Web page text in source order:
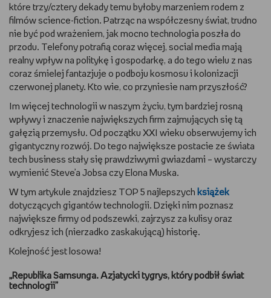
RYSUJĘ
PORADNIKI
WYWIADY
WSZYSTKO O LEGO
REDAKCJA
WYDARZENIA
POD PATRONATEM EMPIKU
które trzy/cztery dekady temu byłoby marzeniem rodem z
filmów science-fiction. Patrząc na współczesny świat, trudno
nie być pod wrażeniem, jak mocno technologia poszła do
przodu. Telefony potrafią coraz więcej, social media mają
realny wpływ na politykę i gospodarkę, a do tego wielu z nas
coraz śmielej fantazjuje o podboju kosmosu i kolonizacji
czerwonej planety. Kto wie, co przyniesie nam przyszłość?
Im więcej technologii w naszym życiu, tym bardziej rosną
wpływy i znaczenie największych firm zajmujących się tą
gałęzią przemysłu. Od początku XXI wieku obserwujemy ich
gigantyczny rozwój. Do tego największe postacie ze świata
tech business stały się prawdziwymi gwiazdami – wystarczy
wymienić Steve’a Jobsa czy Elona Muska.
W tym artykule znajdziesz TOP 5 najlepszych książek
dotyczących gigantów technologii. Dzięki nim poznasz
największe firmy od podszewki, zajrzysz za kulisy oraz
odkryjesz ich (nierzadko zaskakującą) historię.
Kolejność jest losowa!
„Republika Samsunga. Azjatycki tygrys, który podbił świat
technologii”